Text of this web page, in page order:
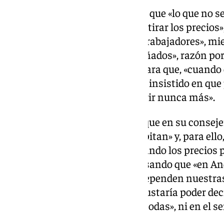
Por eso, Gómez Jurado ha dicho que «lo que no
licitación el contrato a la baja y tirar los
saliendo de las costillas de los trabajadores»,
empresariales nunca se ven dañados», razón
garantice «una fórmula legal» para que,
trabajadores sin cobrar», y le ha insistido en
para que «esto no vuelva a ocurrir nunca más».
Ante ello, Castillo ha afirmado que en su
situaciones como esta no se repitan» y, para
sacando licitaciones y aumentando los precios
eso estamos trabajando», precisando que «en
centros educativos de los que dependen
estamos», y ha añadido que le gustaría poder
muchas cosas, pero a veces no todas», ni en el